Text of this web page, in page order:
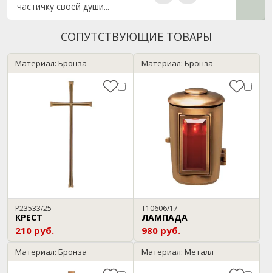
частичку своей души...
СОПУТСТВУЮЩИЕ ТОВАРЫ
Материал: Бронза
P23533/25
КРЕСТ
210 руб.
Материал: Бронза
T10606/17
ЛАМПАДА
980 руб.
Материал: Бронза Материал: Металл